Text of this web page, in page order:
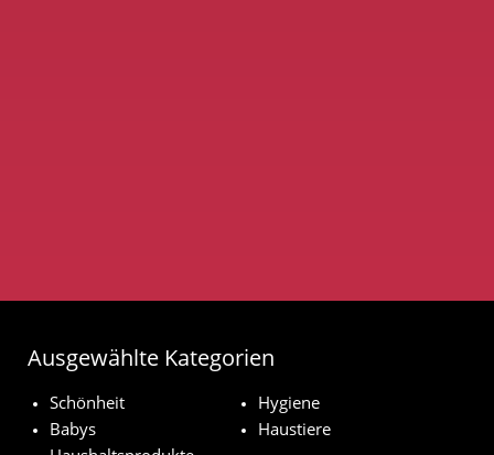
Ausgewählte Kategorien
Schönheit
Hygiene
Babys
Haustiere